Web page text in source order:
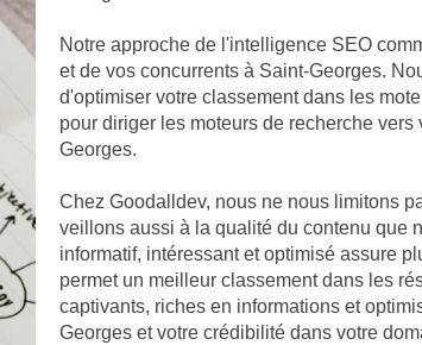
Notre approche de l'intelligence SEO
et de vos concurrents à Saint-Georges.
d'optimiser votre classement dans les
pour diriger les moteurs de recherche
Georges.
Chez Goodalldev, nous ne nous limitons
veillons aussi à la qualité du contenu que
informatif, intéressant et optimisé assure
permet un meilleur classement dans les
captivants, riches en informations et
Georges et votre crédibilité dans votre